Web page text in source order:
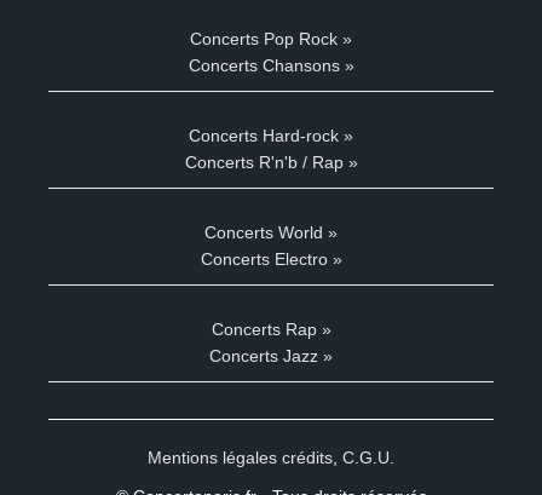
Concerts Pop Rock »
Concerts Chansons »
Concerts Hard-rock »
Concerts R'n'b / Rap »
Concerts World »
Concerts Electro »
Concerts Rap »
Concerts Jazz »
Mentions légales crédits C.G.U.